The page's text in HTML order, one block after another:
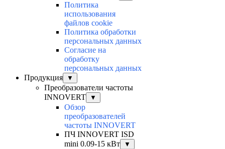
Политика
использования
файлов cookie
Политика обработки
персональных данных
Согласие на
обработку
персональных данных
Продукция
▼
Преобразователи частоты
INNOVERT
▼
Обзор
преобразователей
частоты INNOVERT
ПЧ INNOVERT ISD
mini 0.09-15 кВт
▼